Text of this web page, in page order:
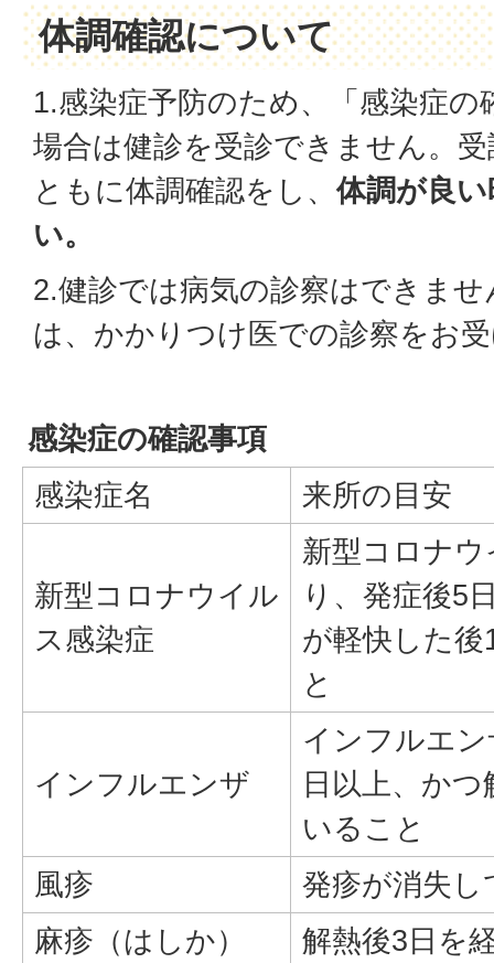
体調確認について
1.感染症予防のため、「感染症の
場合は健診を受診できません。
ともに体調確認をし、 体調が良
い。
2.健診では病気の診察はできま
は、かかりつけ医での診察をお
感染症の確認事項
感染症名
来所の目安
新型コロナウイル
ス感染症
新型コロナ
り、発症後5
が軽快した
と
インフルエンザ
インフルエ
日以上、か
いること
風疹
発疹が消失
麻疹（はしか）
解熱後3日を